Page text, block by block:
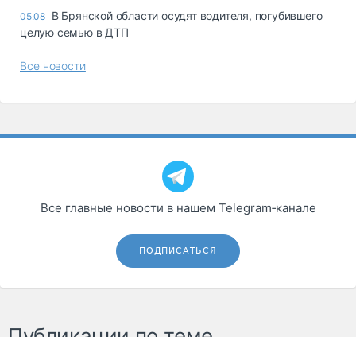
05.08 В Брянской области осудят водителя, погубившего
целую семью в ДТП
Все новости
Все главные новости в нашем Telegram‑канале
ПОДПИСАТЬСЯ